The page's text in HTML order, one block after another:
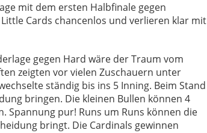
mit dem ersten Halbfinale gegen
Cards chancenlos und verlieren klar mit
gegen Hard wäre der Traum vom
zeigten vor vielen Zuschauern unter
ständig bis ins 5 Inning. Beim Stand
bringen. Die kleinen Bullen können 4
Spannung pur! Runs um Runs können die
bringt. Die Cardinals gewinnen